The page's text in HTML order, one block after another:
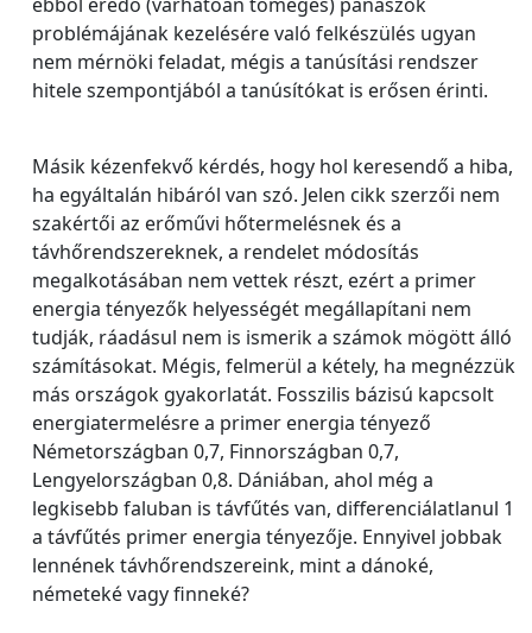
problémájának kezelésére való felkészülés ugyan
nem mérnöki feladat, mégis a tanúsítási rendszer
hitele szempontjából a tanúsítókat is erősen érinti.
Másik kézenfekvő kérdés, hogy hol keresendő a hiba,
ha egyáltalán hibáról van szó. Jelen cikk szerzői nem
szakértői az erőművi hőtermelésnek és a
távhőrendszereknek, a rendelet módosítás
megalkotásában nem vettek részt, ezért a primer
energia tényezők helyességét megállapítani nem
tudják, ráadásul nem is ismerik a számok mögött álló
számításokat. Mégis, felmerül a kétely, ha megnézzük
más országok gyakorlatát. Fosszilis bázisú kapcsolt
energiatermelésre a primer energia tényező
Németországban 0,7, Finnországban 0,7,
Lengyelországban 0,8. Dániában, ahol még a
legkisebb faluban is távfűtés van, differenciálatlanul 1
a távfűtés primer energia tényezője. Ennyivel jobbak
lennének távhőrendszereink, mint a dánoké,
németeké vagy finneké?